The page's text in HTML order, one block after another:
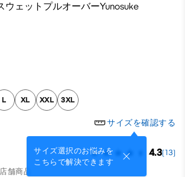
ウェットプルオーバーYunosuke
L XL XXL 3XL
サイズを確認する
サイズ選択のお悩みを
こちらで解決できます
4.3(13)
舗商品